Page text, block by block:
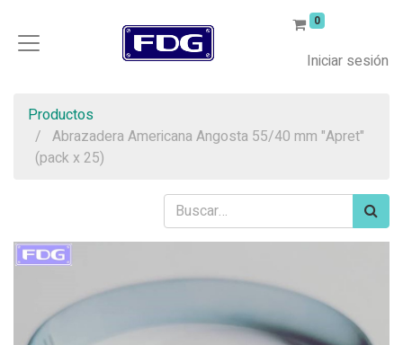
0
Iniciar sesión
Productos
Abrazadera Americana Angosta 55/40 mm "Apret"
(pack x 25)